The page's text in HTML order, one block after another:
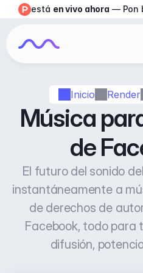
Inicio Render
Música
de
El futuro del sonido
instantáneamente a
de derechos de
Facebook, todo para
difusión,
está en vivo ahora — Pon